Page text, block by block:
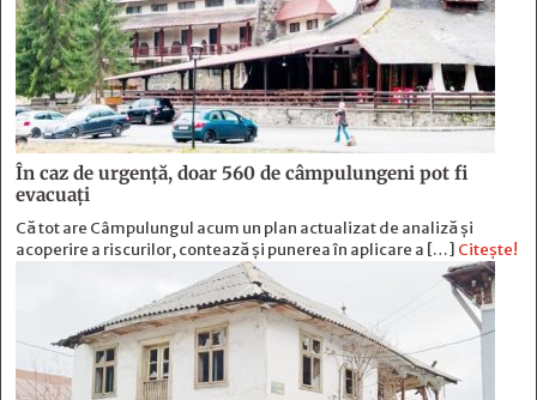
În caz de urgență, doar 560 de câmpulungeni pot fi
evacuați
Că tot are Câmpulungul acum un plan actualizat de analiză și
acoperire a riscurilor, contează și punerea în aplicare a […] Citește!